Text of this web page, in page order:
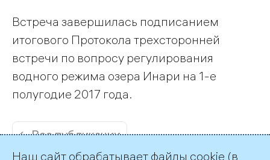
Встреча завершилась подписанием
итогового Протокола трехсторонней
встречи по вопросу регулирования
водного режима озера Инари на 1-е
полугодие 2017 года.
← Все публикации
Наш сайт обрабатывает файлы cookie (в